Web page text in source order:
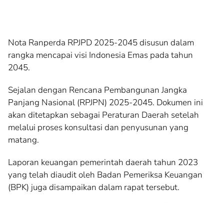
Nota Ranperda RPJPD 2025-2045 disusun dalam
rangka mencapai visi Indonesia Emas pada tahun
2045.
Sejalan dengan Rencana Pembangunan Jangka
Panjang Nasional (RPJPN) 2025-2045. Dokumen ini
akan ditetapkan sebagai Peraturan Daerah setelah
melalui proses konsultasi dan penyusunan yang
matang.
Laporan keuangan pemerintah daerah tahun 2023
yang telah diaudit oleh Badan Pemeriksa Keuangan
(BPK) juga disampaikan dalam rapat tersebut.